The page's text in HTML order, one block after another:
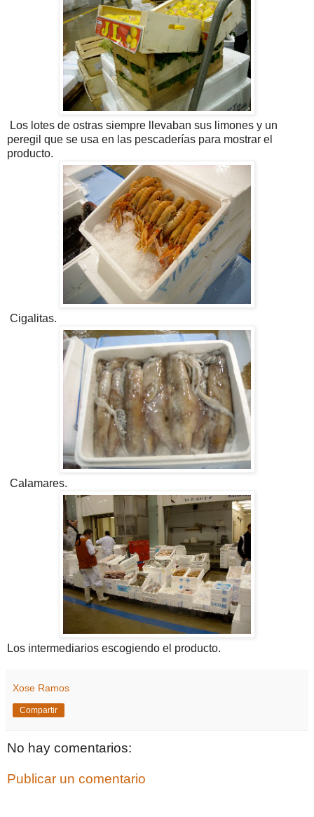
Los lotes de ostras siempre llevaban sus limones y un
peregil que se usa en las pescaderías para mostrar el
producto.
Cigalitas.
Calamares.
Los intermediarios escogiendo el producto.
Xose Ramos
Compartir
No hay comentarios:
Publicar un comentario